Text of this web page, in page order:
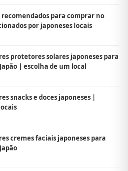
recomendados para comprar no
por japoneses locais
protetores solares japoneses para
| escolha de um local
snacks e doces japoneses |
cremes faciais japoneses para